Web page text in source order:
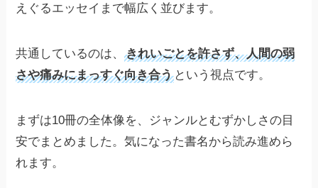
えぐるエッセイまで幅広く並びます。
共通しているのは、きれいごとを許さず、人間の弱
さや痛みにまっすぐ向き合う という視点です。
まずは10冊の全体像を、ジャンルとむずかしさの目
安でまとめました。気になった書名から読み進めら
れます。